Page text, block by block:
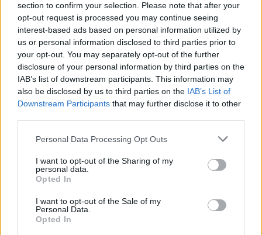
section to confirm your selection. Please note that after your
opt-out request is processed you may continue seeing
interest-based ads based on personal information utilized by
us or personal information disclosed to third parties prior to
your opt-out. You may separately opt-out of the further
disclosure of your personal information by third parties on the
IAB’s list of downstream participants. This information may
also be disclosed by us to third parties on the IAB’s List of
Downstream Participants that may further disclose it to other
Personal Data Processing Opt Outs
I want to opt-out of the Sharing of my
personal data.
Opted In
I want to opt-out of the Sale of my
Personal Data.
Opted In
και μάθετε πρώτοι
τα πιο hot νέα